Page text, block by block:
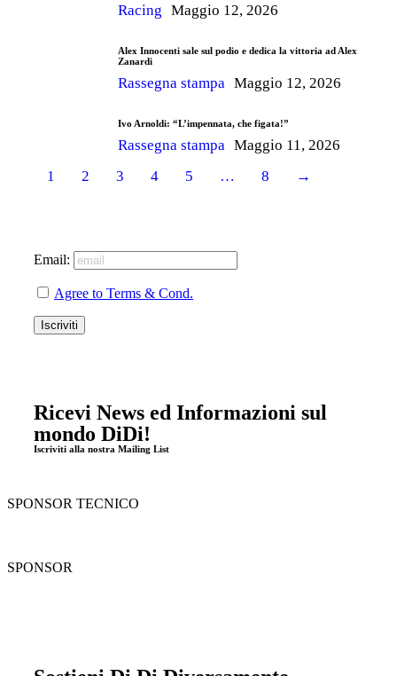
Racing Maggio 12, 2026
Alex Innocenti sale sul podio e dedica la vittoria ad Alex
Zanardi
Rassegna stampa Maggio 12, 2026
Ivo Arnoldi: “L’impennata, che figata!”
Rassegna stampa Maggio 11, 2026
1
2 3 4 5 … 8 →
Ricevi News ed Informazioni sul
mondo DiDi!
Iscriviti alla nostra Mailing List
Email:
Agree to Terms & Cond.
SPONSOR TECNICO
SPONSOR